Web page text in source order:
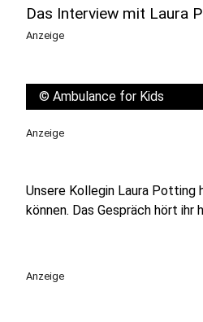
Das Interview mit Laura
Anzeige
© Ambulance for Kids
Anzeige
Unsere Kollegin Laura
können. Das Gespräch hört ihr
Anzeige